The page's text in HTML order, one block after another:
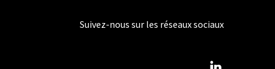
Suivez-nous sur les réseaux sociaux